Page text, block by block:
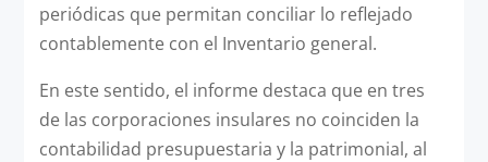
periódicas que permitan conciliar lo reflejado
contablemente con el Inventario general.
En este sentido, el informe destaca que en tres
de las corporaciones insulares no coinciden la
contabilidad presupuestaria y la patrimonial, al